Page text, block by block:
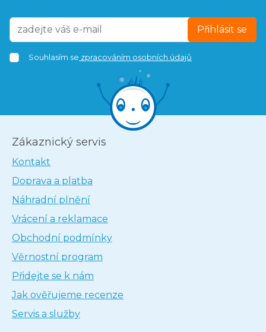
Přihlásit se
Souhlasím se zpracováním osobních údajů
Zákaznický servis
Kontakt
Doprava a platba
Náhradní plnění
Vrácení a reklamace
Obchodní podmínky
Věrnostní program
Přidejte se k nám
Jak ověřujeme recenze
Servis a služby